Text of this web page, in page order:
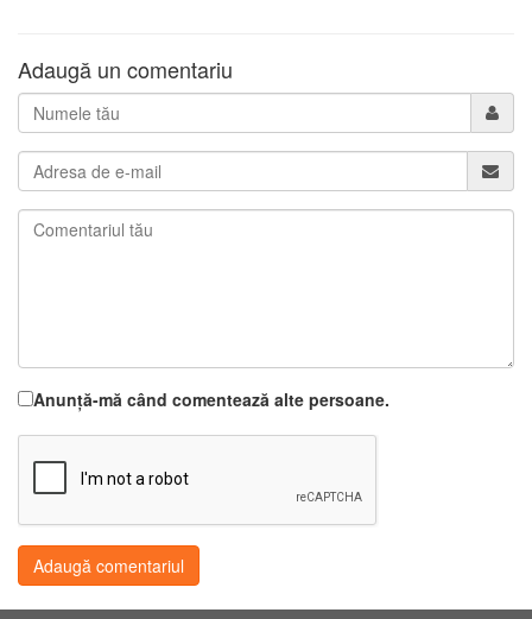
Adaugă un comentariu
Anunță-mă când comentează alte persoane.
Adaugă comentariul